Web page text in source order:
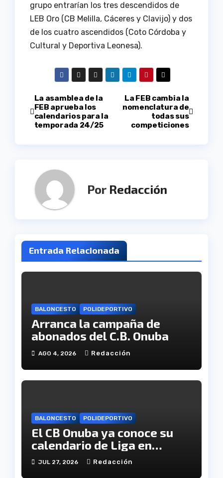
grupo entrarían los tres descendidos de
LEB Oro (CB Melilla, Cáceres y Clavijo) y dos
de los cuatro ascendidos (Coto Córdoba y
Cultural y Deportiva Leonesa).
Navegación
de
La FEB cambia la
nomenclatura de
todas sus
competiciones
La asamblea de la
FEB aprueba los
calendarios para la
temporada 24/25
Por Redacción
Entrada Relacionada
BALONCESTO POLIDEPORTIVO
Arranca la campaña de
abonados del C.B. Onuba
AGO 4, 2026 Redacción
BALONCESTO POLIDEPORTIVO
El CB Onuba ya conoce su
calendario de Liga en
Tercera FEB
JUL 27, 2026 Redacción